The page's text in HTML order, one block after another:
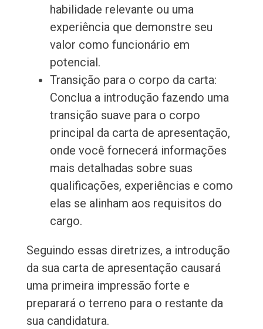
habilidade relevante ou uma
experiência que demonstre seu
valor como funcionário em
potencial.
Transição para o corpo da carta:
Conclua a introdução fazendo uma
transição suave para o corpo
principal da carta de apresentação,
onde você fornecerá informações
mais detalhadas sobre suas
qualificações, experiências e como
elas se alinham aos requisitos do
cargo.
Seguindo essas diretrizes, a introdução
da sua carta de apresentação causará
uma primeira impressão forte e
preparará o terreno para o restante da
sua candidatura.